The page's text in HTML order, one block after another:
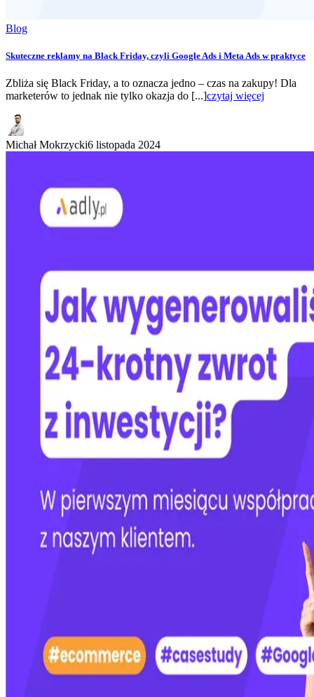
Blog
Skuteczne reklamy na Black Friday, czyli Google Ads i Meta Ads w praktyce
Zbliża się Black Friday, a to oznacza jedno – czas na zakupy! Dla
marketerów to jednak nie tylko okazja do [...]czytaj więcej
Michał Mokrzycki6 listopada 2024